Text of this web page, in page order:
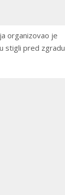
organizovao je
stigli pred zgradu